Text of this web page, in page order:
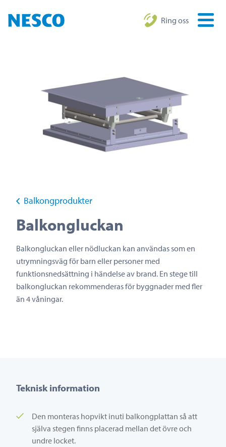
Ring oss
Balkongprodukter
Balkongluckan
Balkongluckan eller nödluckan kan användas som en
utrymningsväg för barn eller personer med
funktionsnedsättning i händelse av brand. En stege till
balkongluckan rekommenderas för byggnader med fler
än 4 våningar.
Teknisk information
Den monteras hopvikt inuti balkongplattan så att
själva stegen finns placerad mellan det övre och
undre locket.